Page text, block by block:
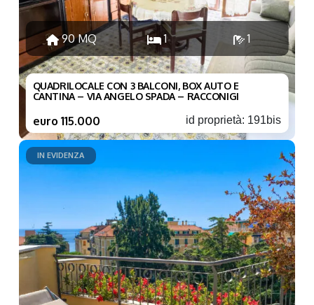
90 MQ 1 1
QUADRILOCALE CON 3 BALCONI, BOX AUTO E
CANTINA – VIA ANGELO SPADA – RACCONIGI
id proprietà: 191bis
euro 115.000
IN EVIDENZA